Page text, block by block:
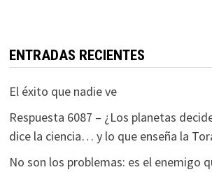
ENTRADAS RECIENTES
El éxito que nadie ve
Respuesta 6087 – ¿Los planetas
dice la ciencia… y lo que enseña la
No son los problemas: es el enemigo